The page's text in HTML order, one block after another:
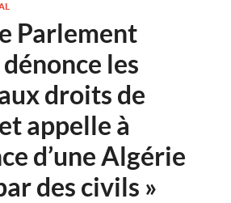
Parlement
les
droits de
appelle à
d’une Algérie
des civils »